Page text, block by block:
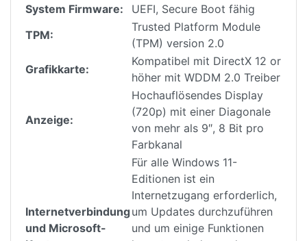
System Firmware:
UEFI, Secure Boot fähig
TPM:
Trusted Platform Module
(TPM) version 2.0
Grafikkarte:
Kompatibel mit DirectX 12 or
höher mit WDDM 2.0 Treiber
Anzeige:
Hochauflösendes Display
(720p) mit einer Diagonale
von mehr als 9″, 8 Bit pro
Farbkanal
Internetverbindung
und Microsoft-
Für alle Windows 11-
Editionen ist ein
Internetzugang erforderlich,
um Updates durchzuführen
und um einige Funktionen